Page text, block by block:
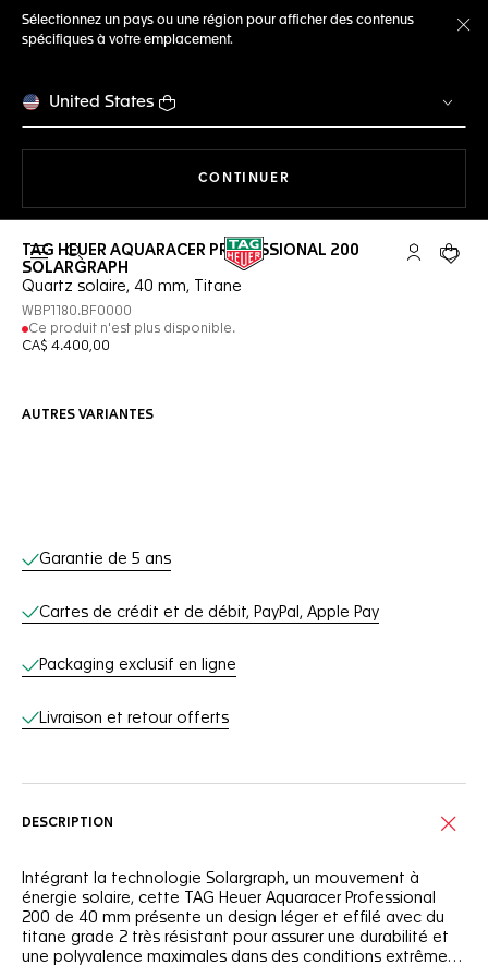
Sélectionnez un pays ou une région pour afficher des contenus
spécifiques à votre emplacement.
United States
CONTINUER
Ouvrir la barre de recherche Compte My
Votre
TAG HEUER AQUARACER PROFESSIONAL 200
SOLARGRAPH
Quartz solaire, 40 mm, Titane
WBP1180.BF0000
Ce produit n'est plus disponible.
CA$ 4.400,00
AUTRES VARIANTES
Services en ligne
Garantie de 5 ans
Cartes de crédit et de débit, PayPal, Apple Pay
Packaging exclusif en ligne
Livraison et retour offerts
DESCRIPTION
Intégrant la technologie Solargraph, un mouvement à
énergie solaire, cette TAG Heuer Aquaracer Professional
200 de 40 mm présente un design léger et effilé avec du
titane grade 2 très résistant pour assurer une durabilité et
une polyvalence maximales dans des conditions extrêmes.